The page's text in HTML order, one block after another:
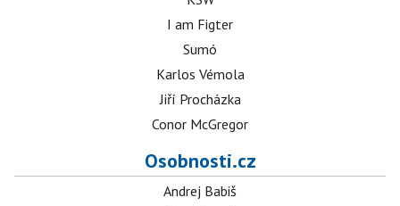
I am Figter
Sumó
Karlos Vémola
Jiří Procházka
Conor McGregor
Osobnosti.cz
Andrej Babiš